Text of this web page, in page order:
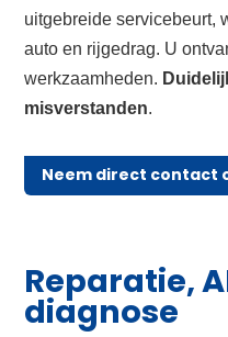
uitgebreide servicebeurt,
auto en rijgedrag. U
werkzaamheden.
misverstanden.
Neem direct contact
Reparatie,
diagnose